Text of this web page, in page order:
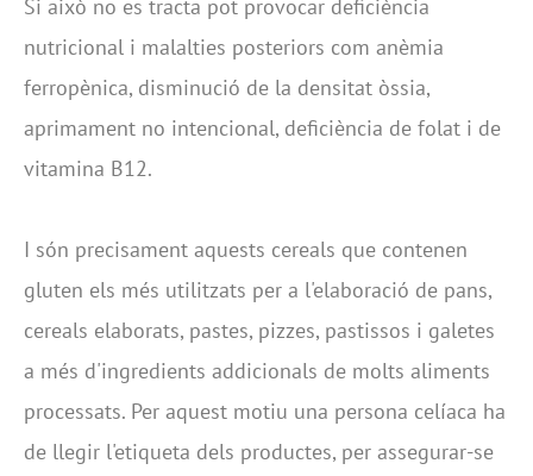
Si això no es tracta pot provocar deficiència
nutricional i malalties posteriors com anèmia
ferropènica, disminució de la densitat òssia,
aprimament no intencional, deficiència de folat i de
vitamina B12.
I són precisament aquests cereals que contenen
gluten els més utilitzats per a l'elaboració de pans,
cereals elaborats, pastes, pizzes, pastissos i galetes
a més d'ingredients addicionals de molts aliments
processats. Per aquest motiu una persona celíaca ha
de llegir l'etiqueta dels productes, per assegurar-se